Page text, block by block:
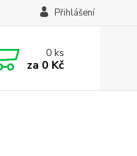
Přihlášení
0ks
za 0 Kč